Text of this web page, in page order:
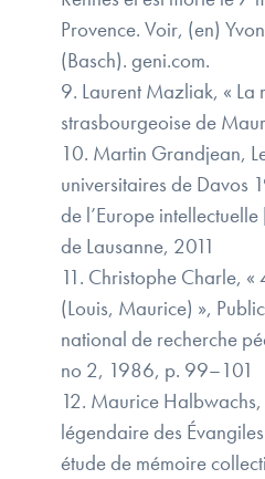
Provence. Voir, (en)
(Basch). geni.com.
9. Laurent Mazliak, « La
strasbourgeoise de
10. Martin Grandjean,
universitaires de Davos
de l’Europe
de Lausanne, 2011
11. Christophe Charle,
(Louis, Maurice) »,
national de recherche
no 2,‎ 1986, p. 99–101
12. Maurice
légendaire des
étude de mémoire